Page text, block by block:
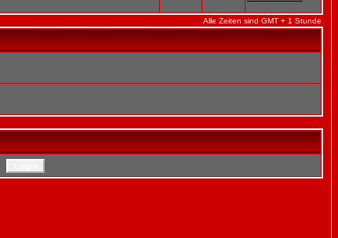
Alle Zeiten sind GMT + 1 Stunde